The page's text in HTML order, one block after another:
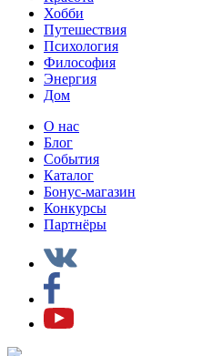
Хобби
Путешествия
Психология
Философия
Энергия
Дом
О нас
Блог
События
Каталог
Бонус-магазин
Конкурсы
Партнёры